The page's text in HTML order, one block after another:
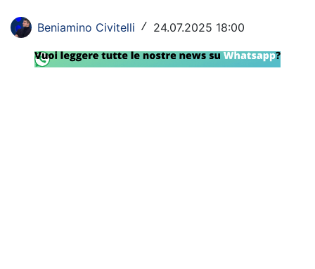
Vela
Beniamino Civitelli / 24.07.2025 18:00